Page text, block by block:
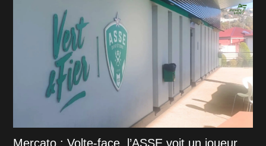
Mercato : Volte-face, l’ASSE voit un joueur